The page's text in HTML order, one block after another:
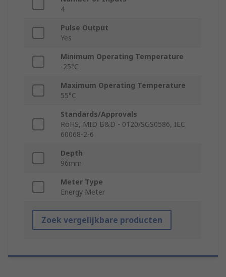
4
Pulse Output
Yes
Minimum Operating Temperature
-25°C
Maximum Operating Temperature
55°C
Standards/Approvals
RoHS, MID B&D - 0120/SGS0586, IEC
60068-2-6
Depth
96mm
Meter Type
Energy Meter
Zoek vergelijkbare producten